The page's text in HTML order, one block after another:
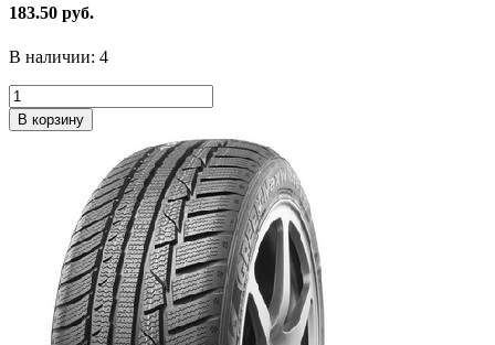
183.50 руб.
В наличии: 4
В корзину